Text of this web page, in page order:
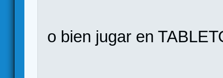
o bien jugar en